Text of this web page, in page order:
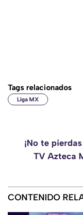
Tags relacionados
Liga MX
¡No te
TV Azteca
CONTENIDO